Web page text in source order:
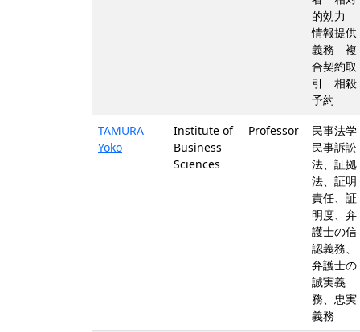
的効力
情報提供
義務 複
合契約取
引 相殺
予約
TAMURA
Yoko
Institute of
Business
Sciences
Professor
民事法学
民事訴訟
法、証拠
法、証明
責任、証
明度、弁
護士の信
認義務、
弁護士の
誠実義
務、忠実
義務